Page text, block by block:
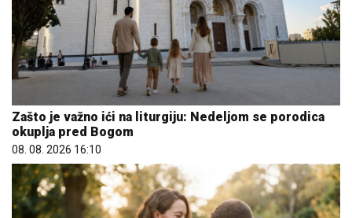
Zašto je važno ići na liturgiju: Nedeljom se porodica
okuplja pred Bogom
08. 08. 2026 16:10